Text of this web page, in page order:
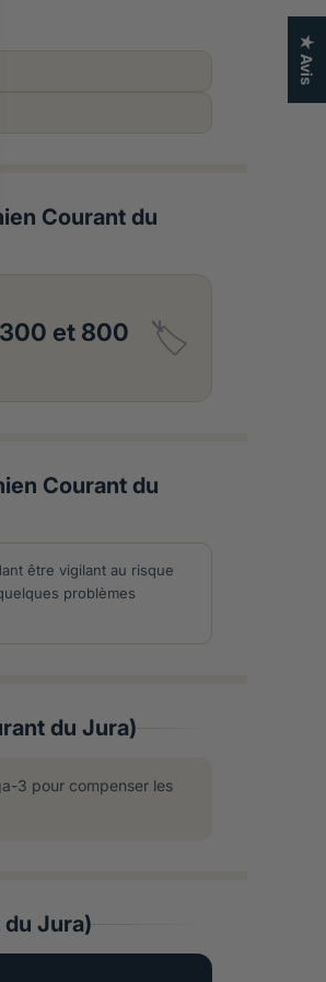
Courant du
et 800
🏷️
Courant du
être vigilant au risque
problèmes
du Jura)
3 pour compenser les
Jura)
★ Avis